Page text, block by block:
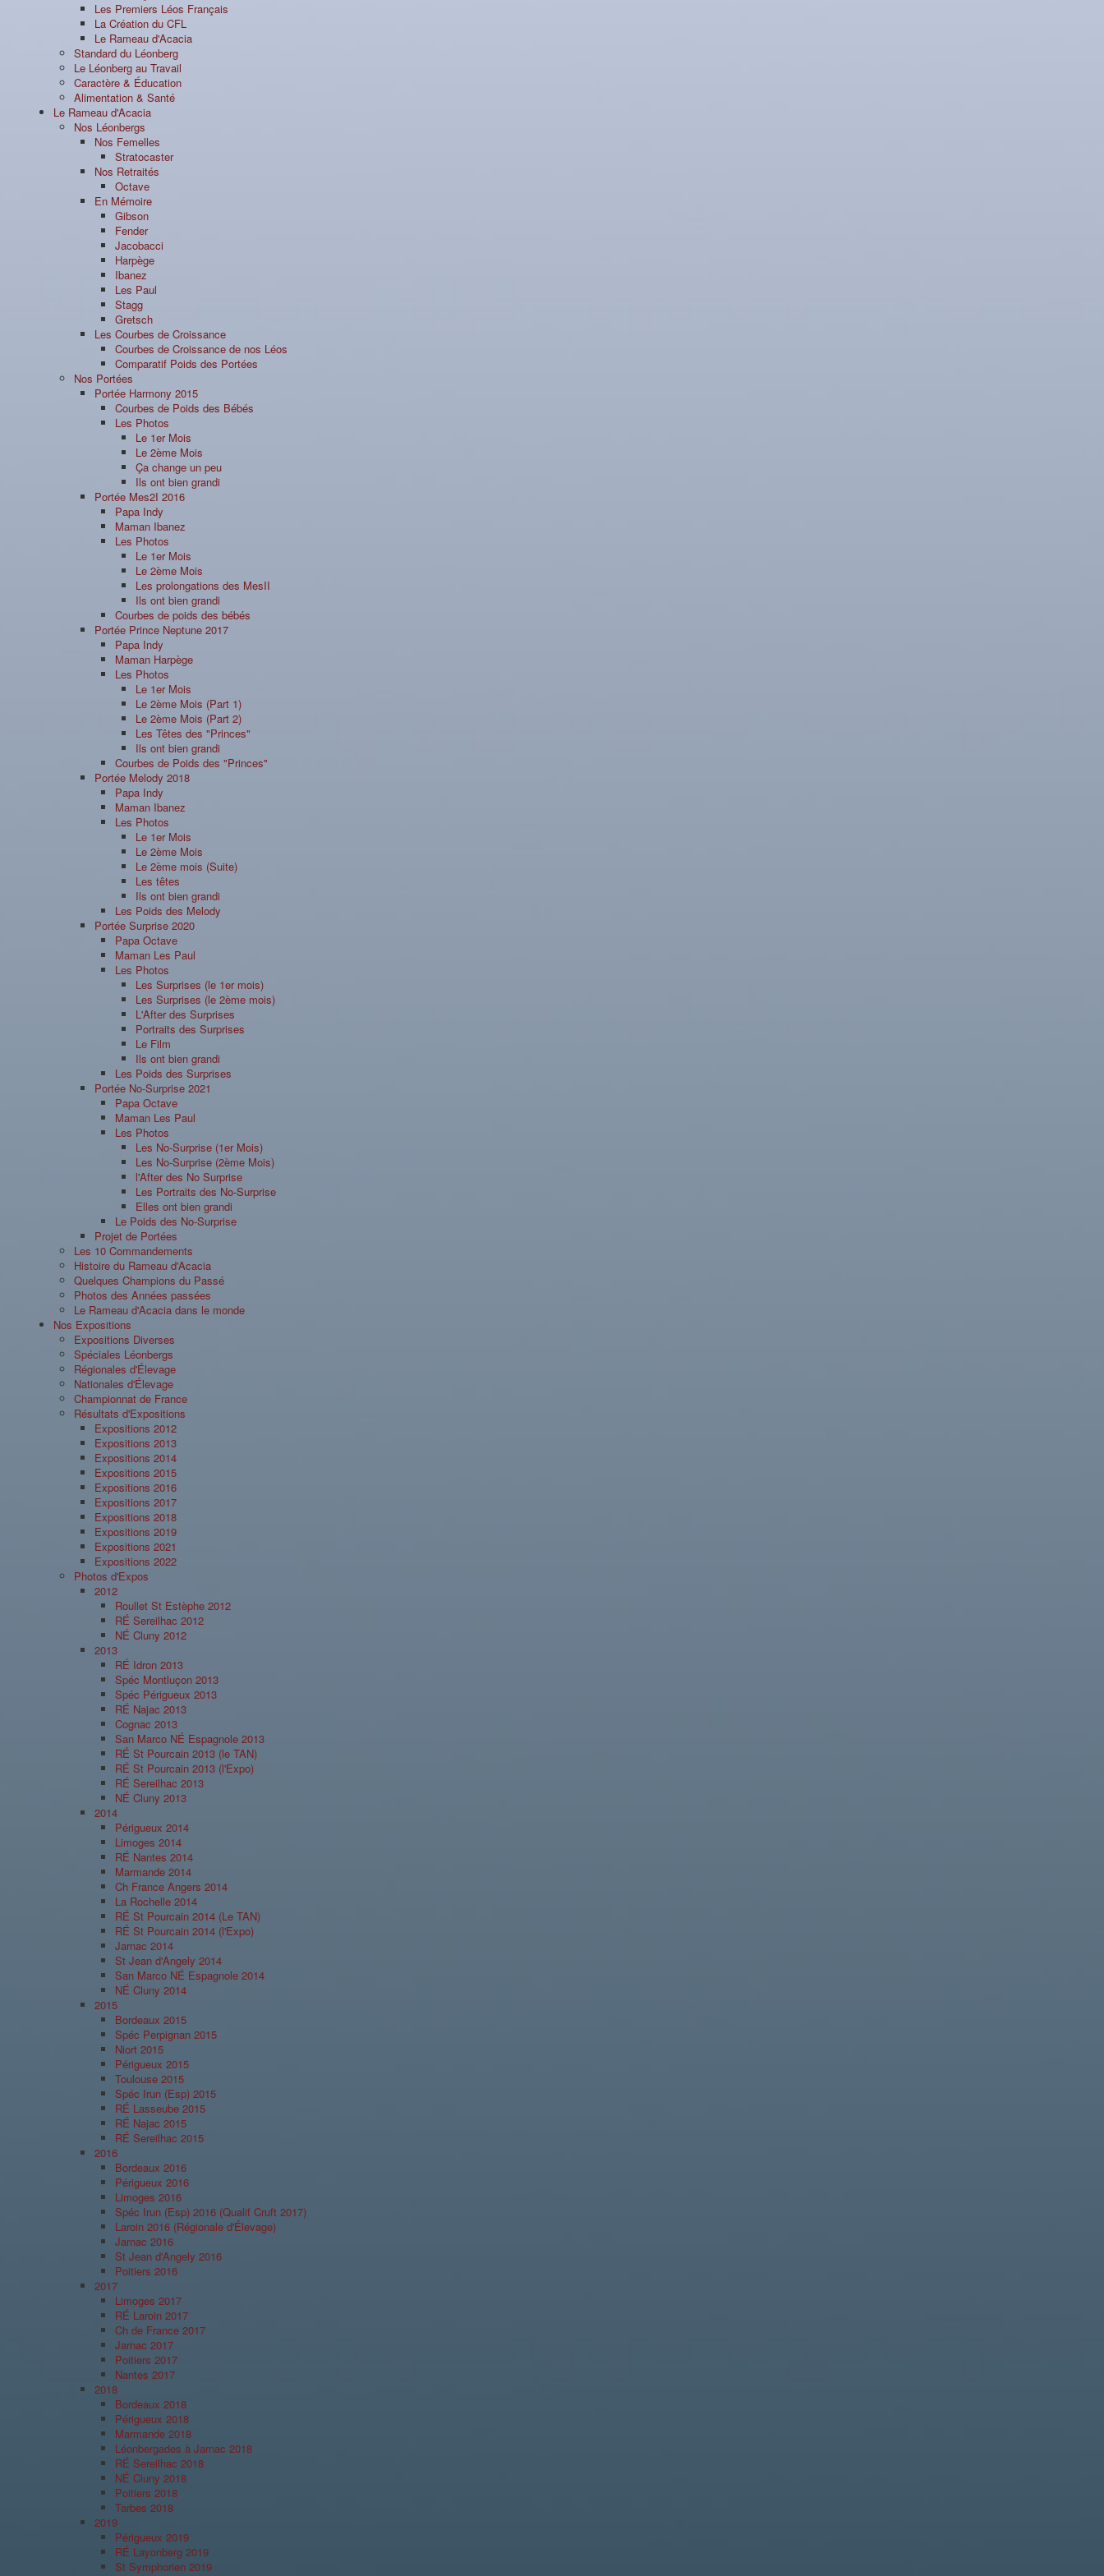
Les Premiers Léos Français
La Création du CFL
Le Rameau d'Acacia
Standard du Léonberg
Le Léonberg au Travail
Caractère & Éducation
Alimentation & Santé
Le Rameau d'Acacia
Nos Léonbergs
Nos Femelles
Stratocaster
Nos Retraités
Octave
En Mémoire
Gibson
Fender
Jacobacci
Harpège
Ibanez
Les Paul
Stagg
Gretsch
Les Courbes de Croissance
Courbes de Croissance de nos Léos
Comparatif Poids des Portées
Nos Portées
Portée Harmony 2015
Courbes de Poids des Bébés
Les Photos
Le 1er Mois
Le 2ème Mois
Ça change un peu
Ils ont bien grandi
Portée Mes2I 2016
Papa Indy
Maman Ibanez
Les Photos
Le 1er Mois
Le 2ème Mois
Les prolongations des MesII
Ils ont bien grandi
Courbes de poids des bébés
Portée Prince Neptune 2017
Papa Indy
Maman Harpège
Les Photos
Le 1er Mois
Le 2ème Mois (Part 1)
Le 2ème Mois (Part 2)
Les Têtes des "Princes"
Ils ont bien grandi
Courbes de Poids des "Princes"
Portée Melody 2018
Papa Indy
Maman Ibanez
Les Photos
Le 1er Mois
Le 2ème Mois
Le 2ème mois (Suite)
Les têtes
Ils ont bien grandi
Les Poids des Melody
Portée Surprise 2020
Papa Octave
Maman Les Paul
Les Photos
Les Surprises (le 1er mois)
Les Surprises (le 2ème mois)
L'After des Surprises
Portraits des Surprises
Le Film
Ils ont bien grandi
Les Poids des Surprises
Portée No-Surprise 2021
Papa Octave
Maman Les Paul
Les Photos
Les No-Surprise (1er Mois)
Les No-Surprise (2ème Mois)
l'After des No Surprise
Les Portraits des No-Surprise
Elles ont bien grandi
Le Poids des No-Surprise
Projet de Portées
Les 10 Commandements
Histoire du Rameau d'Acacia
Quelques Champions du Passé
Photos des Années passées
Le Rameau d'Acacia dans le monde
Nos Expositions
Expositions Diverses
Spéciales Léonbergs
Régionales d'Élevage
Nationales d'Élevage
Championnat de France
Résultats d'Expositions
Expositions 2012
Expositions 2013
Expositions 2014
Expositions 2015
Expositions 2016
Expositions 2017
Expositions 2018
Expositions 2019
Expositions 2021
Expositions 2022
Photos d'Expos
2012
Roullet St Estèphe 2012
RÉ Sereilhac 2012
NÉ Cluny 2012
2013
RÉ Idron 2013
Spéc Montluçon 2013
Spéc Périgueux 2013
RÉ Najac 2013
Cognac 2013
San Marco NÉ Espagnole 2013
RÉ St Pourcain 2013 (le TAN)
RÉ St Pourcain 2013 (l'Expo)
RÉ Sereilhac 2013
NÉ Cluny 2013
2014
Périgueux 2014
Limoges 2014
RÉ Nantes 2014
Marmande 2014
Ch France Angers 2014
La Rochelle 2014
RÉ St Pourcain 2014 (Le TAN)
RÉ St Pourcain 2014 (l'Expo)
Jarnac 2014
St Jean d'Angely 2014
San Marco NÉ Espagnole 2014
NÉ Cluny 2014
2015
Bordeaux 2015
Spéc Perpignan 2015
Niort 2015
Périgueux 2015
Toulouse 2015
Spéc Irun (Esp) 2015
RÉ Lasseube 2015
RÉ Najac 2015
RÉ Sereilhac 2015
2016
Bordeaux 2016
Périgueux 2016
Limoges 2016
Spéc Irun (Esp) 2016 (Qualif Cruft 2017)
Laroin 2016 (Régionale d'Élevage)
Jarnac 2016
St Jean d'Angely 2016
Poitiers 2016
2017
Limoges 2017
RÉ Laroin 2017
Ch de France 2017
Jarnac 2017
Poitiers 2017
Nantes 2017
2018
Bordeaux 2018
Périgueux 2018
Marmande 2018
Léonbergades à Jarnac 2018
RÉ Sereilhac 2018
NÉ Cluny 2018
Poitiers 2018
Tarbes 2018
2019
Périgueux 2019
RÉ Layonberg 2019
St Symphorien 2019